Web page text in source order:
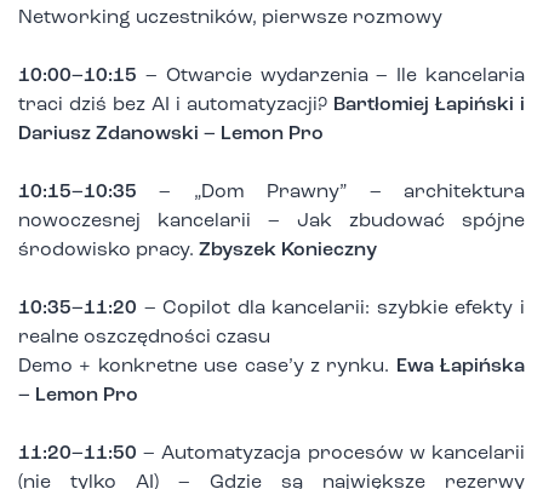
Networking uczestników, pierwsze rozmowy
10:00–10:15 – Otwarcie wydarzenia – Ile kancelaria
traci dziś bez AI i automatyzacji? Bartłomiej Łapiński i
Dariusz Zdanowski – Lemon Pro
10:15–10:35 – „Dom Prawny” – architektura
nowoczesnej kancelarii – Jak zbudować spójne
środowisko pracy. Zbyszek Konieczny
10:35–11:20 – Copilot dla kancelarii: szybkie efekty i
realne oszczędności czasu
Demo + konkretne use case’y z rynku.
Ewa Łapińska
– Lemon Pro
11:20–11:50 – Automatyzacja procesów w kancelarii
(nie tylko AI) – Gdzie są największe rezerwy